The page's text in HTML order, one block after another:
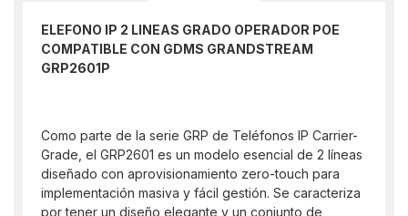
ELEFONO IP 2 LINEAS GRADO OPERADOR POE
COMPATIBLE CON GDMS GRANDSTREAM
GRP2601P
Como parte de la serie GRP de Teléfonos IP Carrier-
Grade, el GRP2601 es un modelo esencial de 2 líneas
diseñado con aprovisionamiento zero-touch para
implementación masiva y fácil gestión. Se caracteriza
por tener un diseño elegante y un conjunto de